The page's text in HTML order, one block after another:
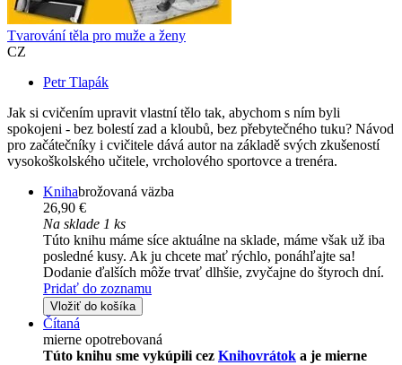
Tvarování těla pro muže a ženy
CZ
Petr Tlapák
Jak si cvičením upravit vlastní tělo tak, abychom s ním byli
spokojeni - bez bolestí zad a kloubů, bez přebytečného tuku? Návod
pro začátečníky i cvičitele dává autor na základě svých zkušeností
vysokoškolského učitele, vrcholového sportovce a trenéra.
Knihabrožovaná väzba
26,90 €
Na sklade 1 ks
Túto knihu máme síce aktuálne na sklade, máme však už iba
posledné kusy. Ak ju chcete mať rýchlo, ponáhľajte sa!
Dodanie ďalších môže trvať dlhšie, zvyčajne do štyroch dní.
Pridať do zoznamu
Vložiť do košíka
Čítaná
mierne opotrebovaná
Túto knihu sme vykúpili cez Knihovrátok a je mierne